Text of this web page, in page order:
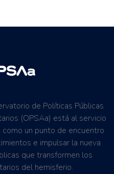
de Políticas Públicas
(OPSAa) está al servicio
un punto de encuentro
e impulsar la nueva
que transformen los
del hemisferio.